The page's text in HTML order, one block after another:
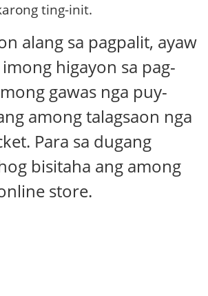
ting-init.
alang sa pagpalit, ayaw
higayon sa pag-
gawas nga puy-
among talagsaon nga
Para sa dugang
bisitaha ang among
store.